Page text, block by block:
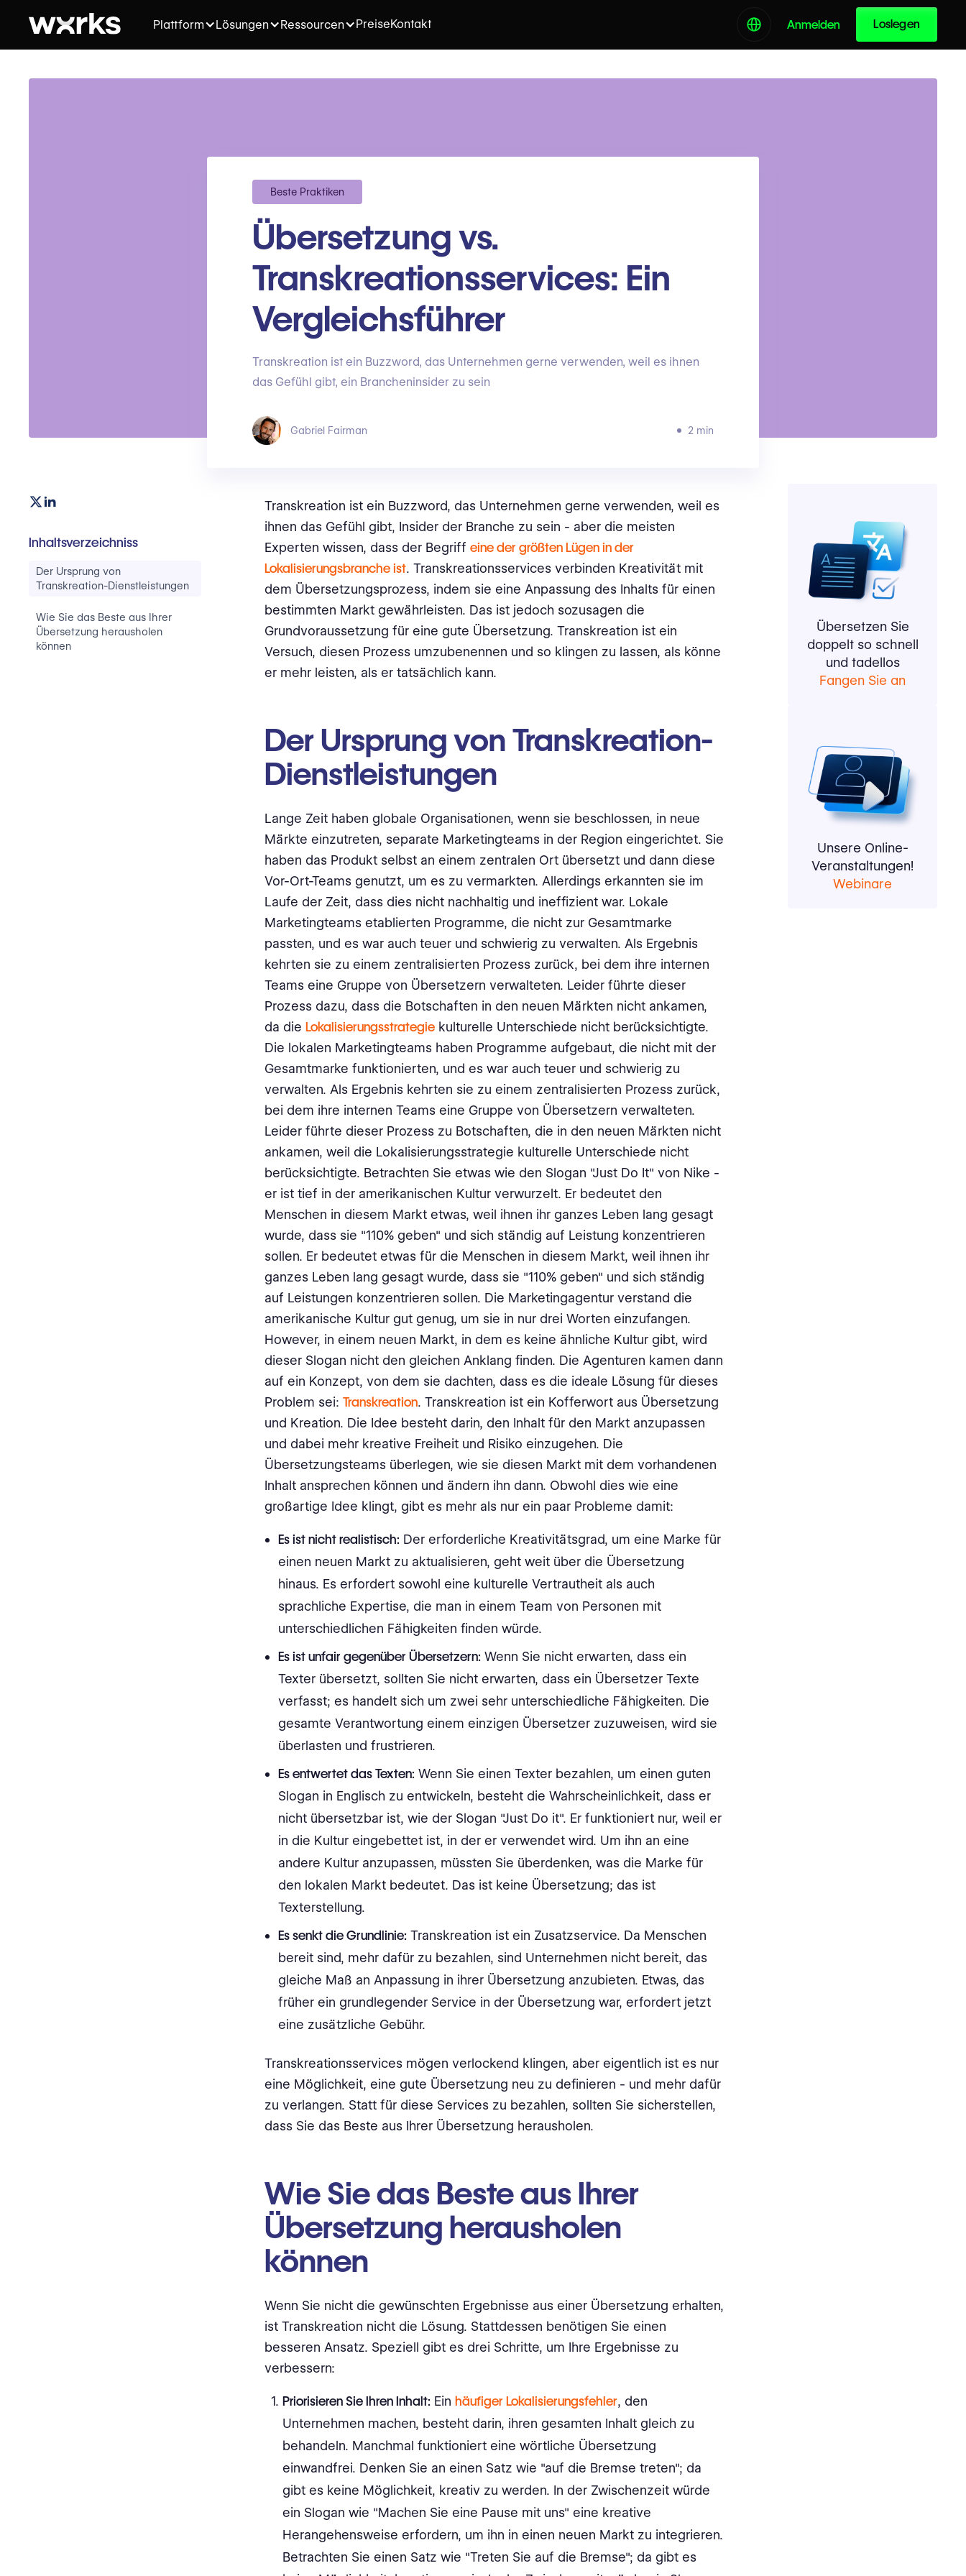
Plattform Lösungen Ressourcen PreiseKontakt Anmelden Loslegen
Beste Praktiken
Übersetzung vs.
Transkreationsservices: Ein
Vergleichsführer
Transkreation ist ein Buzzword, das Unternehmen gerne verwenden, weil es ihnen
das Gefühl gibt, ein Brancheninsider zu sein
Gabriel Fairman 2 min
Inhaltsverzeichniss
Der Ursprung von
Transkreation-Dienstleistungen
Wie Sie das Beste aus Ihrer
Übersetzung herausholen
können
Transkreation ist ein Buzzword, das Unternehmen gerne verwenden, weil es
ihnen das Gefühl gibt, Insider der Branche zu sein - aber die meisten
Experten wissen, dass der Begriff eine der größten Lügen in der
Lokalisierungsbranche ist. Transkreationsservices verbinden Kreativität mit
dem Übersetzungsprozess, indem sie eine Anpassung des Inhalts für einen
bestimmten Markt gewährleisten. Das ist jedoch sozusagen die
Grundvoraussetzung für eine gute Übersetzung. Transkreation ist ein
Versuch, diesen Prozess umzubenennen und so klingen zu lassen, als könne
er mehr leisten, als er tatsächlich kann.
Der Ursprung von Transkreation-
Dienstleistungen
Lange Zeit haben globale Organisationen, wenn sie beschlossen, in neue
Märkte einzutreten, separate Marketingteams in der Region eingerichtet. Sie
haben das Produkt selbst an einem zentralen Ort übersetzt und dann diese
Vor-Ort-Teams genutzt, um es zu vermarkten. Allerdings erkannten sie im
Laufe der Zeit, dass dies nicht nachhaltig und ineffizient war. Lokale
Marketingteams etablierten Programme, die nicht zur Gesamtmarke
passten, und es war auch teuer und schwierig zu verwalten. Als Ergebnis
kehrten sie zu einem zentralisierten Prozess zurück, bei dem ihre internen
Teams eine Gruppe von Übersetzern verwalteten. Leider führte dieser
Prozess dazu, dass die Botschaften in den neuen Märkten nicht ankamen,
da die Lokalisierungsstrategie kulturelle Unterschiede nicht berücksichtigte.
Die lokalen Marketingteams haben Programme aufgebaut, die nicht mit der
Gesamtmarke funktionierten, und es war auch teuer und schwierig zu
verwalten. Als Ergebnis kehrten sie zu einem zentralisierten Prozess zurück,
bei dem ihre internen Teams eine Gruppe von Übersetzern verwalteten.
Leider führte dieser Prozess zu Botschaften, die in den neuen Märkten nicht
ankamen, weil die Lokalisierungsstrategie kulturelle Unterschiede nicht
berücksichtigte. Betrachten Sie etwas wie den Slogan "Just Do It" von Nike -
er ist tief in der amerikanischen Kultur verwurzelt. Er bedeutet den
Menschen in diesem Markt etwas, weil ihnen ihr ganzes Leben lang gesagt
wurde, dass sie "110% geben" und sich ständig auf Leistung konzentrieren
sollen. Er bedeutet etwas für die Menschen in diesem Markt, weil ihnen ihr
ganzes Leben lang gesagt wurde, dass sie "110% geben" und sich ständig
auf Leistungen konzentrieren sollen. Die Marketingagentur verstand die
amerikanische Kultur gut genug, um sie in nur drei Worten einzufangen.
However, in einem neuen Markt, in dem es keine ähnliche Kultur gibt, wird
dieser Slogan nicht den gleichen Anklang finden. Die Agenturen kamen dann
auf ein Konzept, von dem sie dachten, dass es die ideale Lösung für dieses
Problem sei: Transkreation. Transkreation ist ein Kofferwort aus Übersetzung
und Kreation. Die Idee besteht darin, den Inhalt für den Markt anzupassen
und dabei mehr kreative Freiheit und Risiko einzugehen. Die
Übersetzungsteams überlegen, wie sie diesen Markt mit dem vorhandenen
Inhalt ansprechen können und ändern ihn dann. Obwohl dies wie eine
großartige Idee klingt, gibt es mehr als nur ein paar Probleme damit:
Es ist nicht realistisch: Der erforderliche Kreativitätsgrad, um eine Marke für
einen neuen Markt zu aktualisieren, geht weit über die Übersetzung
hinaus. Es erfordert sowohl eine kulturelle Vertrautheit als auch
sprachliche Expertise, die man in einem Team von Personen mit
unterschiedlichen Fähigkeiten finden würde.
Es ist unfair gegenüber Übersetzern: Wenn Sie nicht erwarten, dass ein
Texter übersetzt, sollten Sie nicht erwarten, dass ein Übersetzer Texte
verfasst; es handelt sich um zwei sehr unterschiedliche Fähigkeiten. Die
gesamte Verantwortung einem einzigen Übersetzer zuzuweisen, wird sie
überlasten und frustrieren.
Es entwertet das Texten: Wenn Sie einen Texter bezahlen, um einen guten
Slogan in Englisch zu entwickeln, besteht die Wahrscheinlichkeit, dass er
nicht übersetzbar ist, wie der Slogan "Just Do it". Er funktioniert nur, weil er
in die Kultur eingebettet ist, in der er verwendet wird. Um ihn an eine
andere Kultur anzupassen, müssten Sie überdenken, was die Marke für
den lokalen Markt bedeutet. Das ist keine Übersetzung; das ist
Texterstellung.
Es senkt die Grundlinie: Transkreation ist ein Zusatzservice. Da Menschen
bereit sind, mehr dafür zu bezahlen, sind Unternehmen nicht bereit, das
gleiche Maß an Anpassung in ihrer Übersetzung anzubieten. Etwas, das
früher ein grundlegender Service in der Übersetzung war, erfordert jetzt
eine zusätzliche Gebühr.
Transkreationsservices mögen verlockend klingen, aber eigentlich ist es nur
eine Möglichkeit, eine gute Übersetzung neu zu definieren - und mehr dafür
zu verlangen. Statt für diese Services zu bezahlen, sollten Sie sicherstellen,
dass Sie das Beste aus Ihrer Übersetzung herausholen.
Wie Sie das Beste aus Ihrer
Übersetzung herausholen
können
Wenn Sie nicht die gewünschten Ergebnisse aus einer Übersetzung erhalten,
ist Transkreation nicht die Lösung. Stattdessen benötigen Sie einen
besseren Ansatz. Speziell gibt es drei Schritte, um Ihre Ergebnisse zu
verbessern:
Priorisieren Sie Ihren Inhalt:Ein häufiger Lokalisierungsfehler, den
Unternehmen machen, besteht darin, ihren gesamten Inhalt gleich zu
behandeln. Manchmal funktioniert eine wörtliche Übersetzung
einwandfrei. Denken Sie an einen Satz wie "auf die Bremse treten"; da
gibt es keine Möglichkeit, kreativ zu werden. In der Zwischenzeit würde
ein Slogan wie "Machen Sie eine Pause mit uns" eine kreative
Herangehensweise erfordern, um ihn in einen neuen Markt zu integrieren.
Betrachten Sie einen Satz wie "Treten Sie auf die Bremse"; da gibt es
Übersetzen Sie
doppelt so schnell
und tadellos
Fangen Sie an
Unsere Online-
Veranstaltungen!
Webinare